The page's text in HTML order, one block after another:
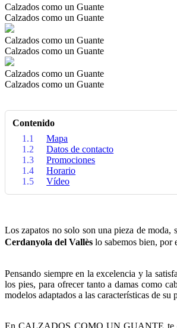
Calzados como un Guante
Calzados como un Guante
Calzados como un Guante
Calzados como un Guante
Calzados como un Guante
Calzados como un Guante
Contenido
1.1
Mapa
1.2
Datos de contacto
1.3
Promociones
1.4
Horario
1.5
Vídeo
Los zapatos no solo son una pieza de moda,
Cerdanyola del Vallès lo sabemos bien, por
Pensando siempre en la excelencia y la
los pies, para ofrecer tanto a damas como
modelos adaptados a las características de
EnCALZADOS COMO UN GUANTE te